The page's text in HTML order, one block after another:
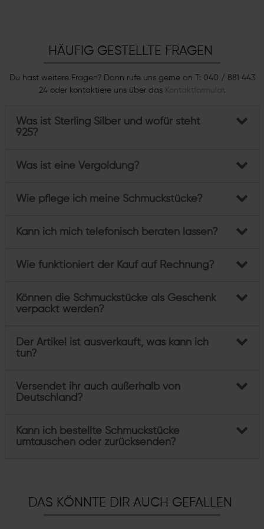
HÄUFIG GESTELLTE FRAGEN
Du hast weitere Fragen? Dann rufe uns gerne an T: 040 / 881 443
24 oder kontaktiere uns über das
Kontaktformular.
Was ist Sterling Silber und wofür steht
925?
Was ist eine Vergoldung?
Wie pflege ich meine Schmuckstücke?
Kann ich mich telefonisch beraten lassen?
Wie funktioniert der Kauf auf Rechnung?
Können die Schmuckstücke als Geschenk
verpackt werden?
Der Artikel ist ausverkauft, was kann ich
tun?
Versendet ihr auch außerhalb von
Deutschland?
Kann ich bestellte Schmuckstücke
umtauschen oder zurücksenden?
DAS KÖNNTE DIR AUCH GEFALLEN